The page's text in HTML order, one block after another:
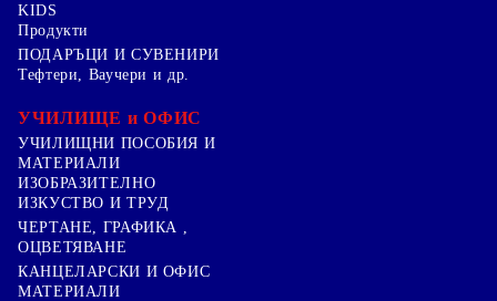
KIDS
Продукти
ПОДАРЪЦИ И СУВЕНИРИ
Тефтери, Ваучери и др.
УЧИЛИЩЕ и ОФИС
УЧИЛИЩНИ ПОСОБИЯ И
МАТЕРИАЛИ
ИЗОБРАЗИТЕЛНО
ИЗКУСТВО И ТРУД
ЧЕРТАНЕ, ГРАФИКА ,
ОЦВЕТЯВАНЕ
КАНЦЕЛАРСКИ И ОФИС
МАТЕРИАЛИ